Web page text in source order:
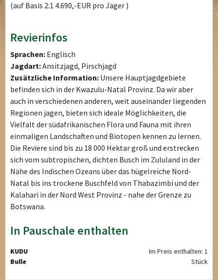
(auf Basis 2:1 4.690,-EUR pro Jäger )
Revierinfos
Sprachen: Englisch
Jagdart:Ansitzjagd, Pirschjagd
Zusätzliche Information: Unsere Hauptjagdgebiete
befinden sich in der Kwazulu-Natal Provinz. Da wir aber
auch in verschiedenen anderen, weit auseinander liegenden
Regionen jagen, bieten sich ideale Möglichkeiten, die
Vielfalt der südafrikanischen Flora und Fauna mit ihren
einmaligen Landschaften und Biotopen kennen zu lernen.
Die Reviere sind bis zu 18 000 Hektar groß und erstrecken
sich vom subtropischen, dichten Busch im Zululand in der
Nähe des Indischen Ozeans über das hügelreiche Nord-
Natal bis ins trockene Buschfeld von Thabazimbi und der
Kalahari in der Nord West Provinz - nahe der Grenze zu
Botswana.
In Pauschale enthalten
KUDU
Bulle
Im Preis enthalten: 1
Stück